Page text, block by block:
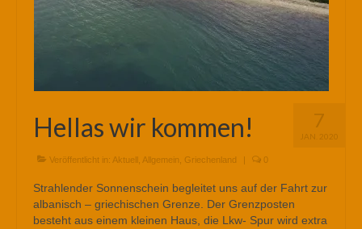
7
JAN. 2020
Hellas wir kommen!
Veröffentlicht in: Aktuell Allgemein Griechenland | 0
Strahlender Sonnenschein begleitet uns auf der Fahrt zur
albanisch – griechischen Grenze. Der Grenzposten
besteht aus einem kleinen Haus, die Lkw- Spur wird extra